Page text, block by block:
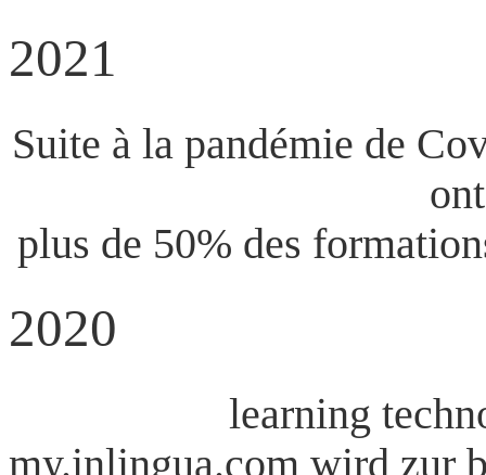
2021
Suite à la pandémie de
plus de 50% des
2020
learning
my.inlingua.com wird zur